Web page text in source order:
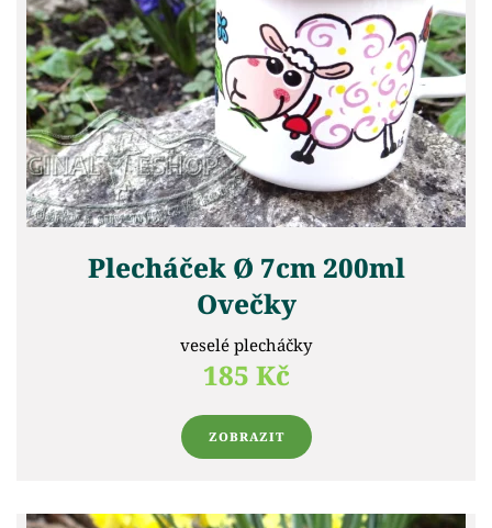
Plecháček Ø 7cm 200ml
Ovečky
veselé plecháčky
185 Kč
ZOBRAZIT